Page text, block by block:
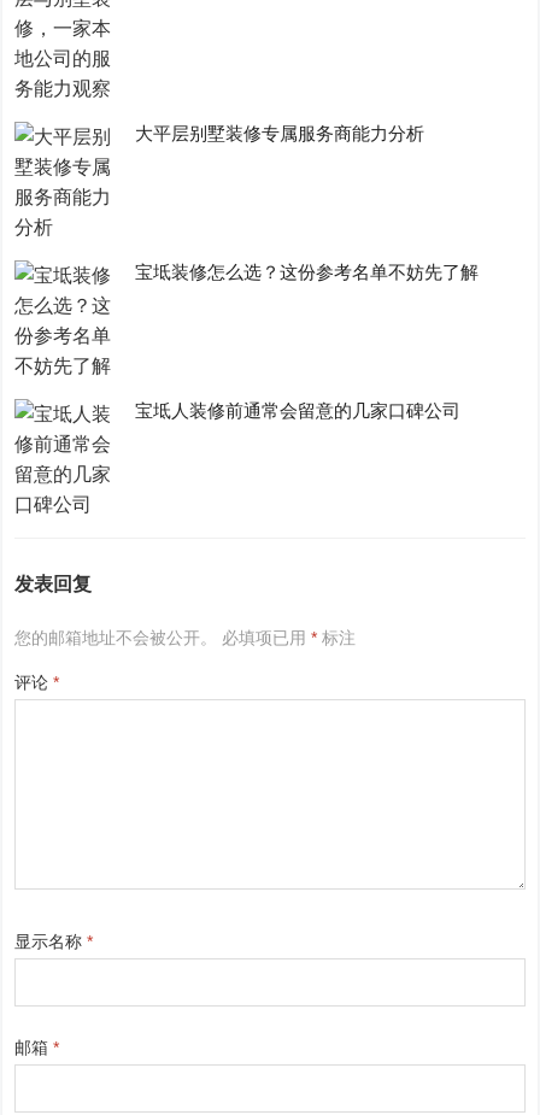
大平层别墅装修专属服务商能力分析
宝坻装修怎么选？这份参考名单不妨先了解
宝坻人装修前通常会留意的几家口碑公司
发表回复
您的邮箱地址不会被公开。 必填项已用* 标注
评论*
显示名称*
邮箱*